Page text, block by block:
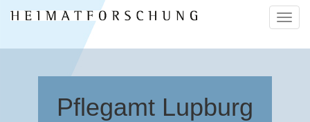
ein-/
Pflegamt Lupburg